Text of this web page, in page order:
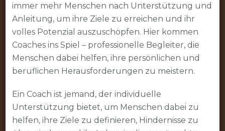
auf
dem
Weg
zum
persönlichen
und
Erfolg
immer mehr Menschen nach Unterstützung und
Anleitung, um ihre Ziele zu erreichen und ihr
volles Potenzial auszuschöpfen. Hier kommen
Coaches ins Spiel – professionelle Begleiter, die
Menschen dabei helfen, ihre persönlichen und
beruflichen Herausforderungen zu meistern.
Ein Coach ist jemand, der individuelle
Unterstützung bietet, um Menschen dabei zu
helfen, ihre Ziele zu definieren, Hindernisse zu